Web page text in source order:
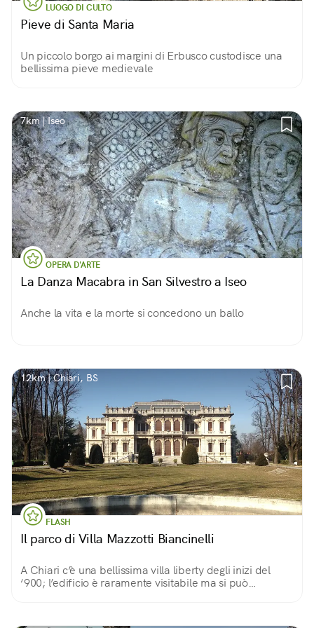
LUOGO DI CULTO
Pieve di Santa Maria
Un piccolo borgo ai margini di Erbusco custodisce una
bellissima pieve medievale
7km | Iseo
OPERA D'ARTE
La Danza Macabra in San Silvestro a Iseo
Anche la vita e la morte si concedono un ballo
12km | Chiari, BS
FLASH
Il parco di Villa Mazzotti Biancinelli
A Chiari c’è una bellissima villa liberty degli inizi del
‘900; l’edificio è raramente visitabile ma si può